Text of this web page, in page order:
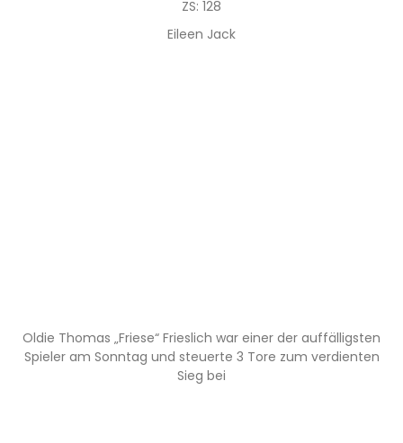
ZS: 128
Eileen Jack
Oldie Thomas „Friese“ Frieslich war einer der auffälligsten
Spieler am Sonntag und steuerte 3 Tore zum verdienten
Sieg bei